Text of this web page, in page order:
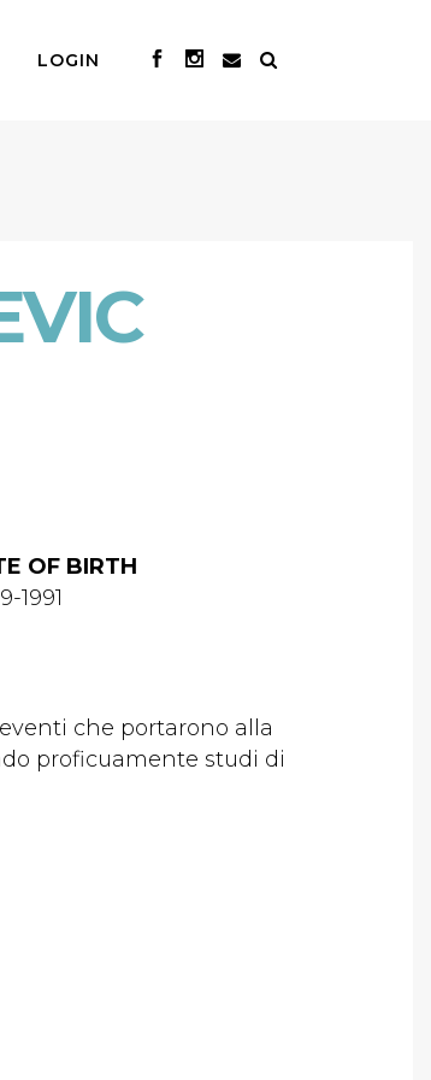
LOGIN
OF BIRTH
1991
che portarono alla
proficuamente studi di